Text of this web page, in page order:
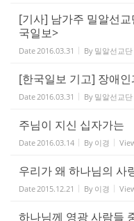
[기사] 남가주 밀알선
국일보>
Date2016.03.31 By 밀알선교단
[한국일보 기고] 장애
Date2016.03.31 By 밀알선교단
주님이 지신 십자가는
Date2016.03.14 By 이경
우리가 왜 하나님의
Date2015.12.21 By 이경
하나님께 영광 사람들